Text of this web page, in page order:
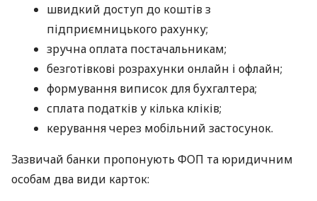
швидкий доступ до коштів з
підприємницького рахунку;
зручна оплата постачальникам;
безготівкові розрахунки онлайн і офлайн;
формування виписок для бухгалтера;
сплата податків у кілька кліків;
керування через мобільний застосунок.
Зазвичай банки пропонують ФОП та юридичним
особам два види карток: